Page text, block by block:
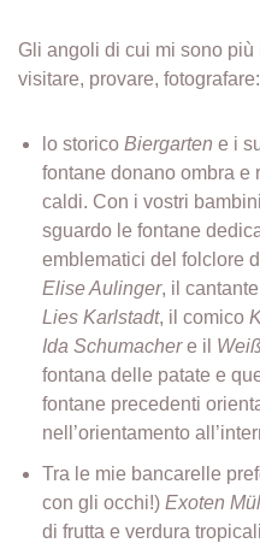
Gli angoli di cui mi sono
visitare, provare, fotografare:
lo storico Biergarten e i
fontane donano ombra e
caldi. Con i vostri
sguardo le fontane
emblematici del folclore
Elise Aulinger, il cantante
Lies Karlstadt, il comico
Ida Schumachere il
fontana delle patate e
fontane precedenti
nell’orientamento
Tra le mie bancarelle
con gli occhi!) Exoten
di frutta e verdura